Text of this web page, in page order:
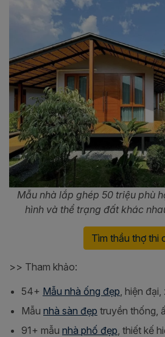
Mẫu nhà lắp ghép 50 triệu phù
hình và thể trạng đất khác
Tìm thầu thợ thi
>> Tham khảo:
54+ Mẫu nhà ống đẹp , hiện
Mẫu nhà sàn đẹp truyền thống,
91+ mẫu nhà phố đẹp , thiết kế